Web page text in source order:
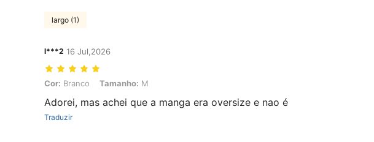
largo (1)
l***2 16 Jul,2026
Cor: Branco, Tamanho: M
Cor: Branco Tamanho: M
Adorei, mas achei que a manga era oversize e nao é
Traduzir